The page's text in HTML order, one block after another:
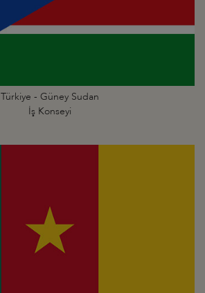
Türkiye - Güney Sudan
İş Konseyi